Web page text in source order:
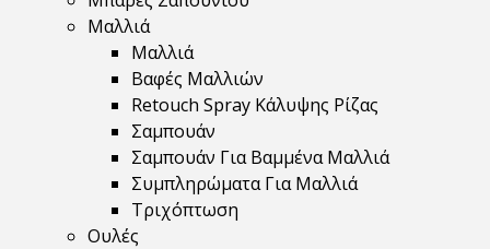
Μαλλιά
Μαλλιά
Βαφές Μαλλιών
Retouch Spray Κάλυψης Ρίζας
Σαμπουάν
Σαμπουάν Για Βαμμένα Μαλλιά
Συμπληρώματα Για Μαλλιά
Τριχόπτωση
Ουλές